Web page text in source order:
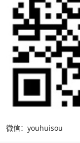
微信：youhuisou